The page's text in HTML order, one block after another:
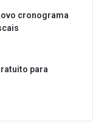
cronograma
para